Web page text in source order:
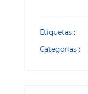
Etiquetas :
Categorías :